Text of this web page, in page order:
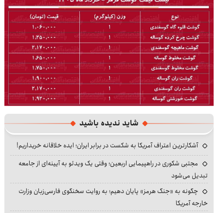
شاید ندیده باشید
آشکارترین اعتراف آمریکا به شکست در برابر ایران؛ ایده خلاقانه خریداریم!
مجتبی شکوری در راهپیمایی اربعین؛ وقتی یک ویدئو به آیینه‌ای از جامعه
تبدیل می‌شود
چگونه به «جنگ هرمز» پایان دهیم؛ به روایت سخنگوی فارسی‌زبان وزارت
خارجه آمریکا